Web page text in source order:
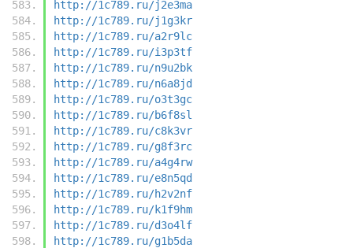
http://1c789.ru/j2e3ma
http://1c789.ru/j1g3kr
http://1c789.ru/a2r9lc
http://1c789.ru/i3p3tf
http://1c789.ru/n9u2bk
http://1c789.ru/n6a8jd
http://1c789.ru/o3t3gc
http://1c789.ru/b6f8sl
http://1c789.ru/c8k3vr
http://1c789.ru/g8f3rc
http://1c789.ru/a4g4rw
http://1c789.ru/e8n5qd
http://1c789.ru/h2v2nf
http://1c789.ru/k1f9hm
http://1c789.ru/d3o4lf
http://1c789.ru/g1b5da